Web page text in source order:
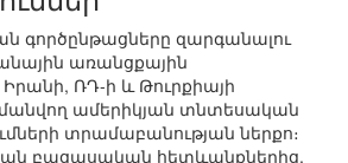
գործընթացները զարգանալու
առանցքային
Իրանի, ՌԴ-ի և Թուրքիայի
ամերիկյան տնտեսական
տրամաբանության ներքո։
բացասական հետևանքներից,